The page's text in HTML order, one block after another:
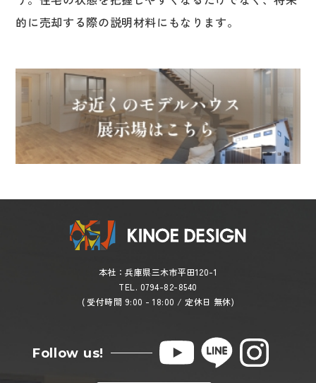
的に売却する際の説明材料にもなります。
本社：兵庫県三木市平田120-1
TEL. 0794-82-8540
( 受付時間 9:00 - 18:00 / 定休日 無休)
Follow us!